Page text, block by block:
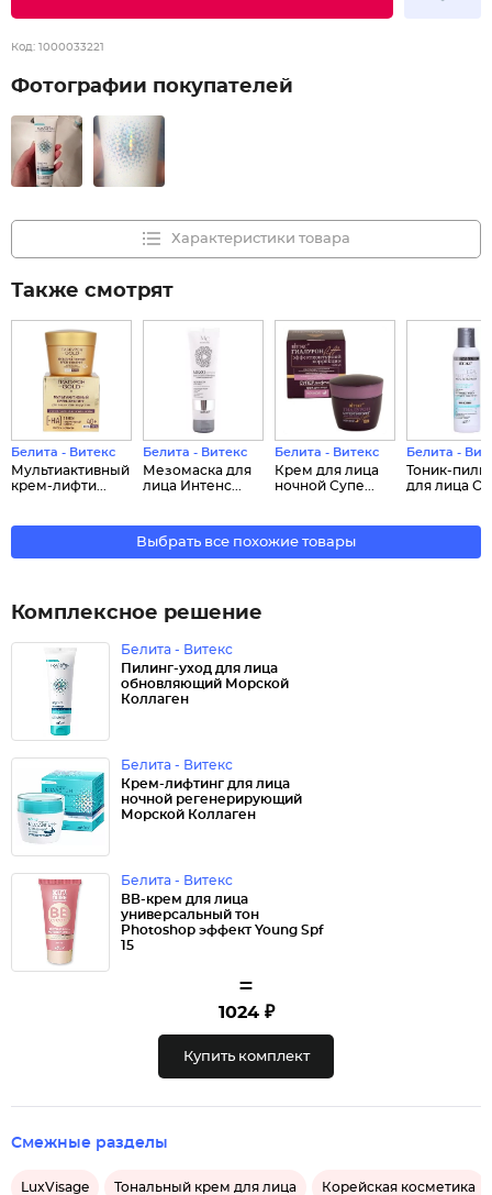
Код: 1000033221
Фотографии покупателей
Характеристики товара
Также смотрят
Белита - Витекс
Мультиактивный
крем-лифти...
Белита - Витекс
Мезомаска для
лица Интенс...
Белита - Витекс
Крем для лица
ночной Супе...
Белита -
Тоник-
для лица
Выбрать все похожие товары
Комплексное решение
Белита - Витекс
Пилинг-уход для лица
обновляющий Морской
Коллаген
Белита - Витекс
Крем-лифтинг для лица
ночной регенерирующий
Морской Коллаген
Белита - Витекс
ВВ-крем для лица
универсальный тон
Photoshop эффект Young Spf
15
=
1024 ₽
Купить комплект
Смежные разделы
LuxVisage Тональный крем для лица Корейская косметика